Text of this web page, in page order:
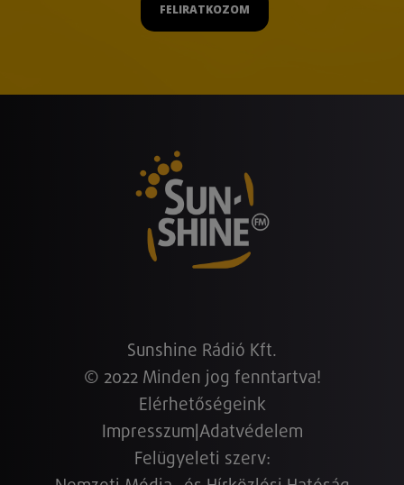
FELIRATKOZOM
Sunshine Rádió Kft.
© 2022 Minden jog fenntartva!
Elérhetőségeink
Impresszum Adatvédelem
Felügyeleti szerv: